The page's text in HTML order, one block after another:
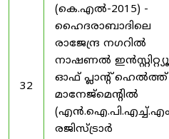
32
(കെ.എൽ-2015) -
ഹൈദരാബാദിലെ
രാജേന്ദ്ര നഗറിൽ
നാഷണൽ
ഓഫ് പ്ലാന്റ് ഹെൽത്ത്
മാനേജ്‌മെന്റിൽ
രജിസ്ട്രാർ